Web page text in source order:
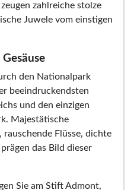
zahlreiche stolze
Juwele vom einstigen
den Nationalpark
beeindruckendsten
und den einzigen
Majestätische
rauschende Flüsse, dichte
das Bild dieser
Sie am Stift Admont,